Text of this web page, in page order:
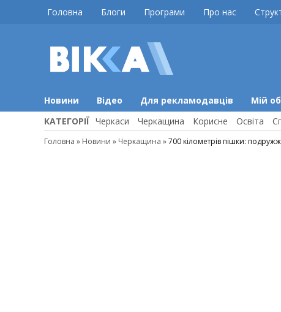
Головна Блоги Програми Про нас
Новини Відео Для рекламодавців Мій
КАТЕГОРІЇ Черкаси Черкащина Корисне Освіта
Головна » Новини » Черкащина »700 кілометрів пішки: